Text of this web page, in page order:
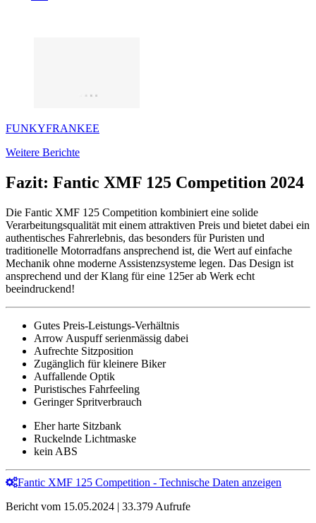
FUNKYFRANKEE
Weitere Berichte
Fazit: Fantic XMF 125 Competition 2024
Die Fantic XMF 125 Competition kombiniert eine solide
Verarbeitungsqualität mit einem attraktiven Preis und bietet dabei ein
authentisches Fahrerlebnis, das besonders für Puristen und
traditionelle Motorradfans ansprechend ist, die Wert auf einfache
Mechanik ohne moderne Assistenzsysteme legen. Das Design ist
ansprechend und der Klang für eine 125er ab Werk echt
beeindruckend!
Gutes Preis-Leistungs-Verhältnis
Arrow Auspuff serienmässig dabei
Aufrechte Sitzposition
Zugänglich für kleinere Biker
Auffallende Optik
Puristisches Fahrfeeling
Geringer Spritverbrauch
Eher harte Sitzbank
Ruckelnde Lichtmaske
kein ABS
Fantic XMF 125 Competition - Technische Daten anzeigen
Bericht vom 15.05.2024 | 33.379 Aufrufe